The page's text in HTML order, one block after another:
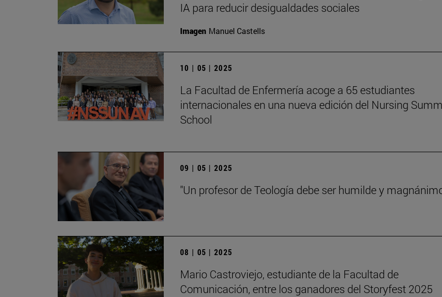
IA para reducir desigualdades sociales
Imagen Manuel Castells
10 | 05 | 2025
La Facultad de Enfermería acoge a 65 estudiantes
internacionales en una nueva edición del Nursing
School
09 | 05 | 2025
"Un profesor de Teología debe ser humilde y
08 | 05 | 2025
Mario Castroviejo, estudiante de la Facultad de
Comunicación, entre los ganadores del Storyfest 2025